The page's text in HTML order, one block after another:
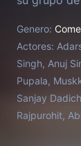
amistad, la
ingenuidad
encienden
Genero:
Actores:
Singh, Anuj
Pupala,
Sanjay
Rajpurohit,